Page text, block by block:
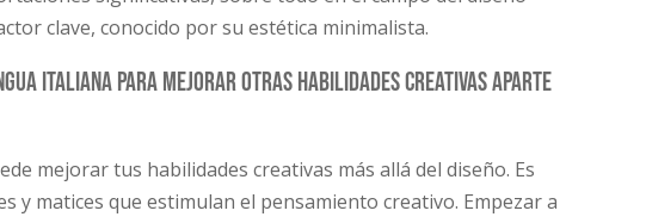
clave, conocido por su estética minimalista.
italiana para mejorar otras habilidades creativas aparte
mejorar tus habilidades creativas más allá del diseño. Es
y matices que estimulan el pensamiento creativo. Empezar a